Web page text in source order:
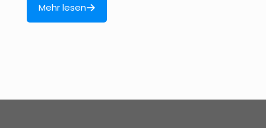
Mehr lesen